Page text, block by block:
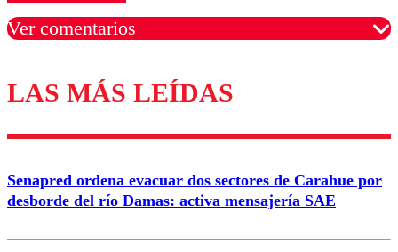
Ver comentarios
Los comentarios son moderados para garantizar un
diálogo respetuoso.
Correo
LAS MÁS LEÍDAS
Senapred ordena evacuar dos sectores de Carahue por
desborde del río Damas: activa mensajería SAE